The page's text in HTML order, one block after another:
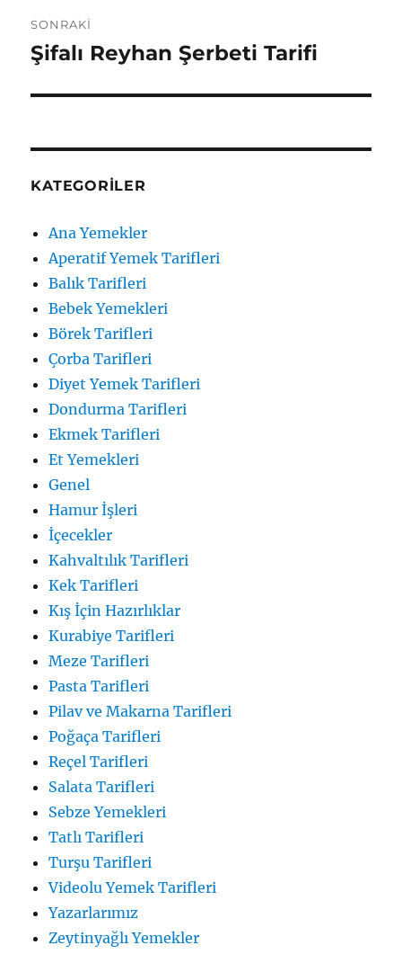
SONRAKI
Sonraki
Şifalı Reyhan Şerbeti Tarifi
KATEGORILER
Ana Yemekler
Aperatif Yemek Tarifleri
Balık Tarifleri
Bebek Yemekleri
Börek Tarifleri
Çorba Tarifleri
Diyet Yemek Tarifleri
Dondurma Tarifleri
Ekmek Tarifleri
Et Yemekleri
Genel
Hamur İşleri
İçecekler
Kahvaltılık Tarifleri
Kek Tarifleri
Kış İçin Hazırlıklar
Kurabiye Tarifleri
Meze Tarifleri
Pasta Tarifleri
Pilav ve Makarna Tarifleri
Poğaça Tarifleri
Reçel Tarifleri
Salata Tarifleri
Sebze Yemekleri
Tatlı Tarifleri
Turşu Tarifleri
Videolu Yemek Tarifleri
Yazarlarımız
Zeytinyağlı Yemekler